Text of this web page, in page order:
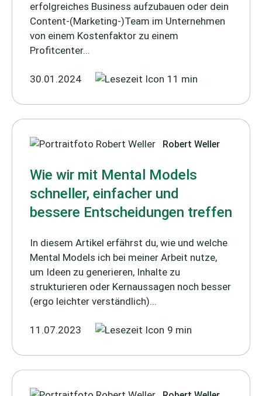
erfolgreiches Business aufzubauen oder dein
Content-(Marketing-)Team im Unternehmen
von einem Kostenfaktor zu einem
Profitcenter...
30.01.2024 11 min
Robert Weller
Wie wir mit Mental Models
schneller, einfacher und
bessere Entscheidungen treffen
In diesem Artikel erfährst du, wie und welche
Mental Models ich bei meiner Arbeit nutze,
um Ideen zu generieren, Inhalte zu
strukturieren oder Kernaussagen noch besser
(ergo leichter verständlich)...
11.07.2023 9 min